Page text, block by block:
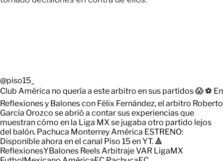
@piso15_
Club América no quería a este arbitro en sus partidos 😱 ⚽ En
Reflexiones y Balones con Félix Fernández, el arbitro Roberto
García Orozco se abrió a contar sus experiencias que
muestran cómo en la Liga MX se jugaba otro partido lejos
del balón. Pachuca Monterrey América ESTRENO:
Disponible ahora en el canal Piso 15 en YT. 🔺
ReflexionesYBalones Reels Arbitraje VAR LigaMX